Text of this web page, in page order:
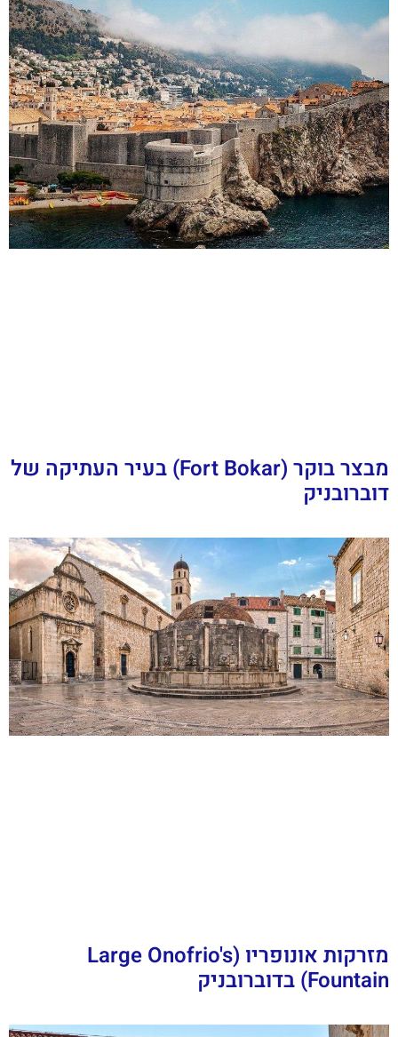
מבצר בוקר (Fort Bokar) בעיר העתיקה של
דוברובניק
מזרקות אונופריו (Large Onofrio's
Fountain) בדוברובניק